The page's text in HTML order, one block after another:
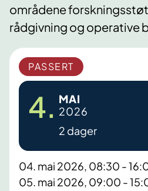
områdene
rådgivning og operative
PASSERT
4. MAI
2026
2 dager
04. mai 2026, 08:30 -
05. mai 2026, 09:00 -